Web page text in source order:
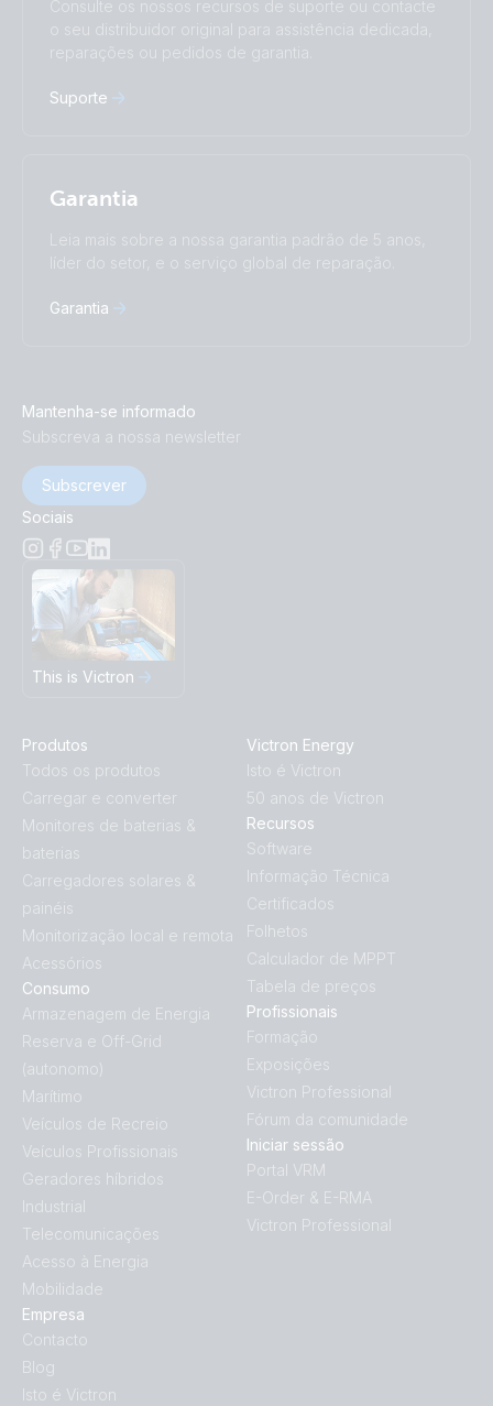
中國人
Consulte os nossos recursos de suporte ou contacte
o seu distribuidor original para assistência dedicada,
reparações ou pedidos de garantia.
Suporte
Garantia
Leia mais sobre a nossa garantia padrão de 5 anos,
líder do setor, e o serviço global de reparação.
Garantia
Mantenha-se informado
Subscreva a nossa newsletter
Subscrever
Sociais
This is Victron
Produtos
Todos os produtos
Carregar e converter
Monitores de baterias &
baterias
Carregadores solares &
painéis
Monitorização local e remota
Acessórios
Victron Energy
Isto é Victron
50 anos de Victron
Consumo
Armazenagem de Energia
Reserva e Off-Grid
(autonomo)
Marítimo
Veículos de Recreio
Veículos Profissionais
Geradores híbridos
Industrial
Telecomunicações
Acesso à Energia
Mobilidade
Empresa
Contacto
Blog
Isto é Victron
Recursos
Software
Informação Técnica
Certificados
Folhetos
Calculador de MPPT
Tabela de preços
Profissionais
Formação
Exposições
Victron Professional
Fórum da comunidade
Iniciar sessão
Portal VRM
E-Order & E-RMA
Victron Professional